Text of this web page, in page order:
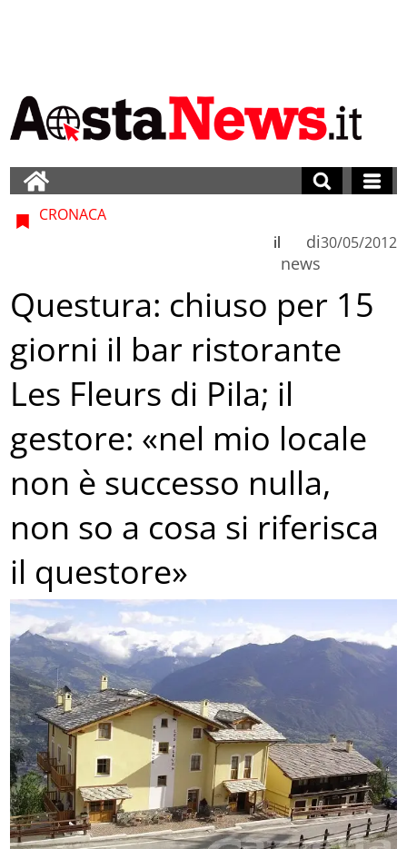
CRONACA
di
news
il 30/05/2012
Questura: chiuso per 15
giorni il bar ristorante
Les Fleurs di Pila; il
gestore: «nel mio locale
non è successo nulla,
non so a cosa si riferisca
il questore»